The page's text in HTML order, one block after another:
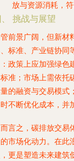
放与资源消耗，
挑战与展望
前景广阔，但新材
标准、产业链协同
政策上应加强绿色
准；市场上需依托
的融资与交易模式
不断优化成本，并
言之，碳排放交易
市场化动力。在此
更是塑造未来建筑